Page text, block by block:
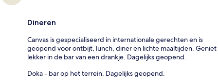
Dineren
Canvas is gespecialiseerd in internationale gerechten en is
geopend voor ontbijt, lunch, diner en lichte maaltijden. Geniet
lekker in de bar van een drankje. Dagelijks geopend.
Doka - bar op het terrein. Dagelijks geopend.